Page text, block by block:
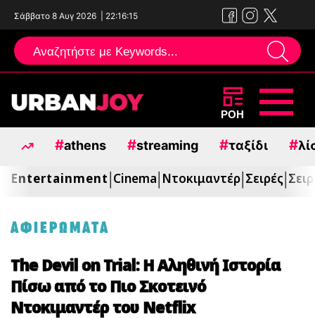
Σάββατο 8 Αυγ 2026 22:16:16
Μεταπηδήστε
περιεχόμενο
ΡΟΗ
#athens #streaming #ταξίδι #
Entertainment Cinema Ντοκιμαντέρ Σειρές
ΑΦΙΕΡΩΜΑΤΑ
The Devil on Trial: Η Αληθινή Ιστορία
Πίσω από το Πιο Σκοτεινό
Ντοκιμαντέρ του Netflix